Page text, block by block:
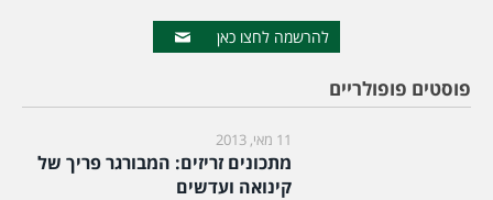
להרשמה לחצו כאן
פוסטים פופולריים
11 מאי, 2013
מתכונים זריזים: המבורגר פריך של
קינואה ועדשים